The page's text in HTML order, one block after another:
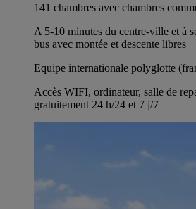
141 chambres avec chambres
A 5-10 minutes du centre-ville et à
bus avec montée et descente libres
Equipe internationale polyglotte
Accès WIFI, ordinateur, salle de
gratuitement 24 h/24 et 7 j/7